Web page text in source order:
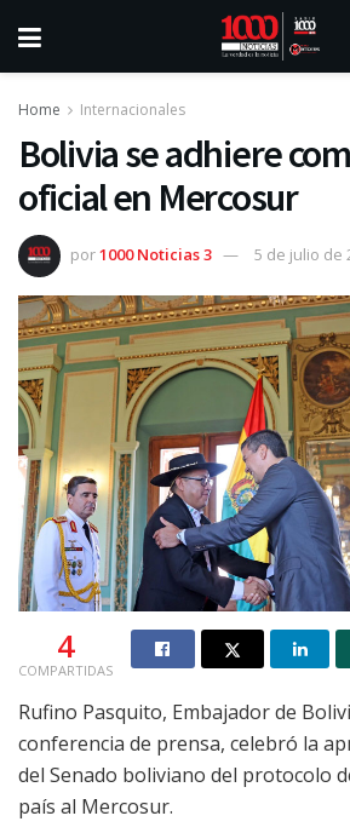
Home Internacionales
Bolivia se adhiere
oficial en Mercosur
por1000 Noticias 3 5 de julio de
4
COMPARTIDAS
Rufino Pasquito, Embajador de
conferencia de prensa, celebró la
del Senado boliviano del protocolo
país al Mercosur.